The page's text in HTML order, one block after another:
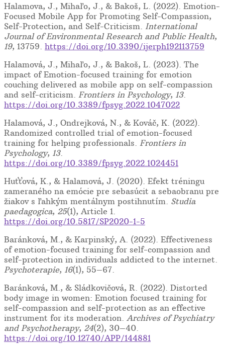
Halamova, J., Mihaľo, J., & Bakoš, L. (2022). Emotion-
Focused Mobile App for Promoting Self-Compassion,
Self-Protection, and Self-Criticism. International
Journal of Environmental Research and Public Health,
19, 13759. https://doi.org/10.3390/ijerph192113759
Halamová, J., Mihaľo, J., & Bakoš, L. (2023). The
impact of Emotion-focused training for emotion
couching delivered as mobile app on self-compassion
and self-criticism. Frontiers in Psychology, 13.
https://doi.org/10.3389/fpsyg.2022.1047022
Halamová, J., Ondrejková, N., & Kováč, K. (2022).
Randomized controlled trial of emotion-focused
training for helping professionals. Frontiers in
Psychology, 13.
https://doi.org/10.3389/fpsyg.2022.1024451
Huťťová, K., & Halamová, J. (2020). Efekt tréningu
zameraného na emócie pre sebasúcit a sebaobranu pre
žiakov s ľahkým mentálnym postihnutím. Studia
paedagogica, 25(1), Article 1.
https://doi.org/10.5817/SP2020-1-5
Baránková, M., & Karpinský, A. (2022). Effectiveness
of emotion-focused training for self-compassion and
self-protection in individuals addicted to the internet.
Psychoterapie, 16(1), 55–67.
Baránková, M., & Sládkovičová, R. (2022). Distorted
body image in women: Emotion focused training for
self-compassion and self-protection as an effective
instrument for its moderation. Archives of Psychiatry
and Psychotherapy, 24(2), 30–40.
https://doi.org/10.12740/APP/144881